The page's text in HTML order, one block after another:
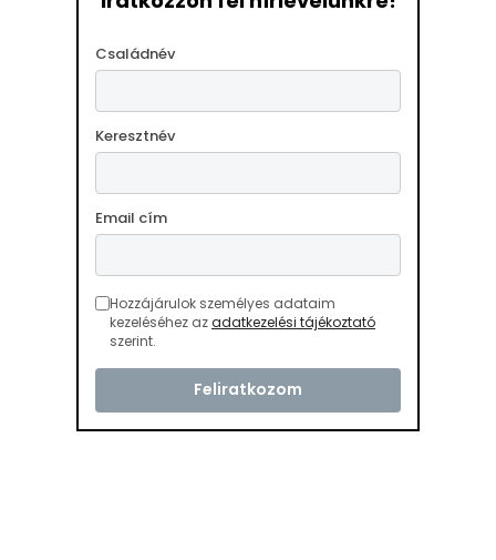
Családnév
Keresztnév
Email cím
Hozzájárulok személyes adataim
kezeléséhez azadatkezelési tájékoztató
szerint.